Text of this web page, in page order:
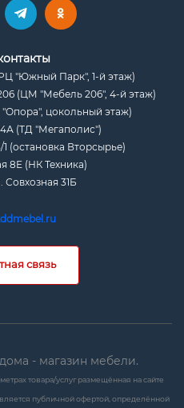
"Южный Парк", 1-й этаж)
(ЦМ "Мебель 206", 4-й этаж)
цокольный этаж)
(ТД "Мегаполис")
(остановка Вторсырье)
8Е (НК Техника)
Совхозная 31Б
связь
- магазин мебели.
товара/услуг размещённая на сайте
публичной офертой, определённой